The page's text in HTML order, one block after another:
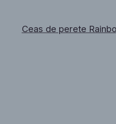
Ceas de perete